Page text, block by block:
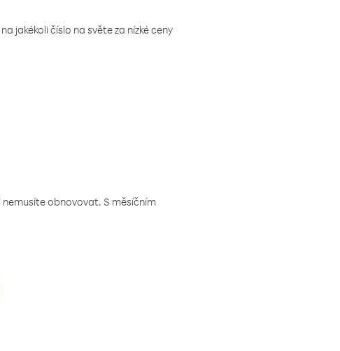
jakékoli číslo na světe za nízké ceny
nemusíte obnovovat. S měsíčním